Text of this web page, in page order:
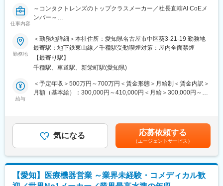
■キャリアパス
将来的には専門性を高め、広域エリアの担当やリーダーなど、営
業組織を牽引する役割へと進む道も開けます。
変更の範囲：会社の定める業務
若手メンバーが中心となって活躍しており、日々の業務ではチー
ム全体で活発なコミュニケーションが行われています。日々の業
ど、常に成長を実感できる職場です。
◆働きやすい職場環境
ワークライフバランスを重視した勤務体制
◆メドライン・ジャパンについて
アメリカに本社を構えるMedline Inc.の日本法人。医療機関向け
国内では、東京本社、主要都市の支店・営業所のほか、手術準備
キット工場、物流センター、滅菌センターを有しています。
変更の範囲：会社の定める業務
仕事内容
～コンタクトレンズのトップクラスメーカー／社長直轄AI CoEメ
ンバー～
■業務概要：
全社デジタル戦略方針に沿い、全社AIを活用した業務効率化推進
役として活動する相談窓口メンバーの一員として業績向上に貢献
■期待する成果：
・デジタル戦略に沿いAI活用を全社に拡大推進し、生産性向上を
実現
■業務内容：
・AIに関する教育や啓蒙に取り組み社員のAI活用に繋げる
・全社で構築されるAIエージェントの効果的な管理により、二重
開発を防止する
勤務地
＜勤務地詳細＞本社住所：愛知県名古屋市中区葵3-21-19 勤務地
最寄駅：地下鉄東山線／千種駅受動喫煙対策：屋内全面禁煙
【最寄り駅】
千種駅、車道駅、新栄町駅(愛知県)
給与
＜予定年収＞500万円～700万円＜賃金形態＞月給制＜賃金内訳＞
月額（基本給）：300,000円～410,000円＜月給＞300,000円～
の金額であり、選考を通じて上下する可能性があります。月給(月
額)は固定手当を含めた表記です。
気になる 応募依頼する
（エージェントサービス）
【愛知】医療機器営業 ～業界未経験・コメディカル歓